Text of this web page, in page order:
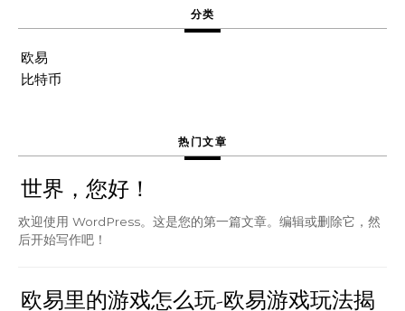
分类
欧易
比特币
热门文章
世界，您好！
欢迎使用 WordPress。这是您的第一篇文章。编辑或删除它，然
后开始写作吧！
欧易里的游戏怎么玩-欧易游戏玩法揭